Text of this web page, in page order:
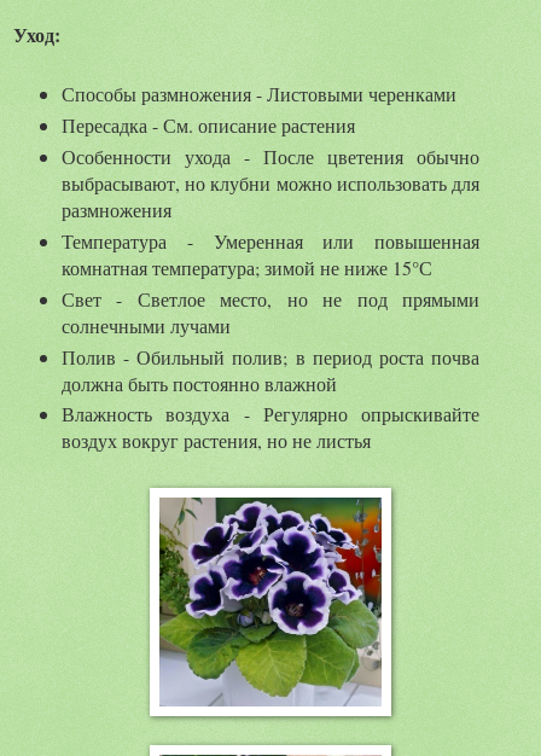
Уход:
Способы размножения - Листовыми черенками
Пересадка - См. описание растения
Особенности ухода - После цветения обычно
выбрасывают, но клубни можно использовать для
размножения
Температура - Умеренная или повышенная
комнатная температура; зимой не ниже 15°С
Свет - Светлое место, но не под прямыми
солнечными лучами
Полив - Обильный полив; в период роста почва
должна быть постоянно влажной
Влажность воздуха - Регулярно опрыскивайте
воздух вокруг растения, но не листья